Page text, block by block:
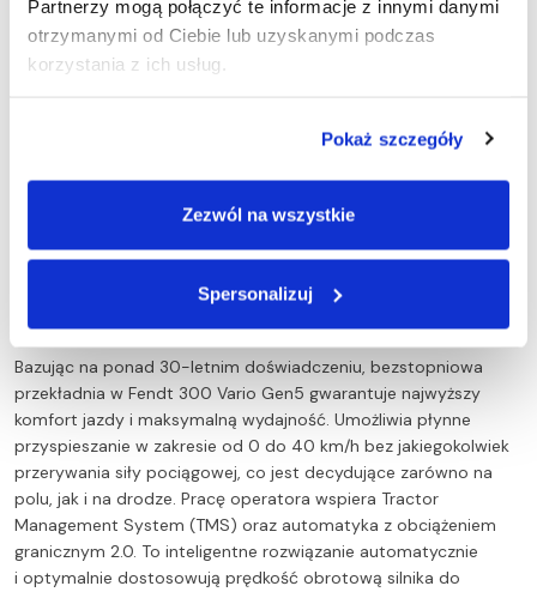
Partnerzy mogą połączyć te informacje z innymi danymi
otrzymanymi od Ciebie lub uzyskanymi podczas
korzystania z ich usług.
Pokaż szczegóły
Zezwól na wszystkie
Spersonalizuj
cylindrowy, mocny silnik AGCO Power 44 HD. Ta jednostka
o pojemności 4.4 litra dostarcza maksymalny moment
obrotowy sięgający 650 Nm. Istotną cechą serii jest
system ten dostarcza do 10 KM dodatkowej mocy, gdy tylko
sprężarka powietrza czy pompa układu hydraulicznego.
Przekładnia napędowa Fendt 300 Vario Gen5 –
płynność i wydajność bez kompromisów
Bazując na ponad 30-letnim doświadczeniu, bezstopniowa
przekładnia w Fendt 300 Vario Gen5 gwarantuje najwyższy
komfort jazdy i maksymalną wydajność. Umożliwia płynne
przyspieszanie w zakresie od 0 do 40 km/h bez jakiegokolwiek
przerywania siły pociągowej, co jest decydujące zarówno na
polu, jak i na drodze. Pracę operatora wspiera Tractor
Management System (TMS) oraz automatyka z obciążeniem
granicznym 2.0. To inteligentne rozwiązanie automatycznie
i optymalnie dostosowują prędkość obrotową silnika do